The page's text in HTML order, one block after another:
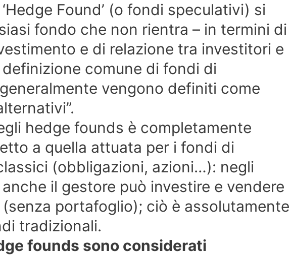
Found’ (o fondi speculativi) si
fondo che non rientra – in termini di
e di relazione tra investitori e
comune di fondi di
vengono definiti come
hedge founds è completamente
a quella attuata per i fondi di
(obbligazioni, azioni…): negli
il gestore può investire e vendere
(senza portafoglio); ciò è assolutamente
tradizionali.
founds sono considerati